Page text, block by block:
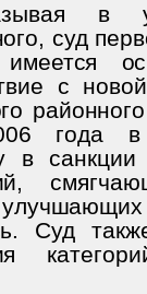
в
суд
с
года
в
Суд